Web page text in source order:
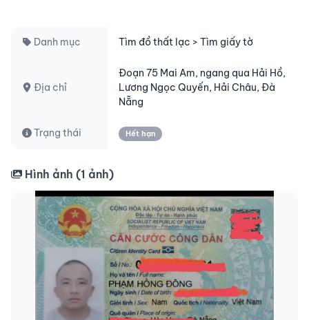
Danh mục Tìm đồ thất lạc > Tìm giấy tờ
Địa chỉ
Đoạn 75 Mai Am, ngang qua Hải Hồ,
Lương Ngọc Quyến, Hải Châu, Đà
Nẵng
Trạng thái Hết hạn
Hình ảnh (1 ảnh)